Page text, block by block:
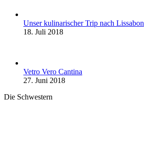
Unser kulinarischer Trip nach Lissabon
18. Juli 2018
Vetro Vero Cantina
27. Juni 2018
Die Schwestern